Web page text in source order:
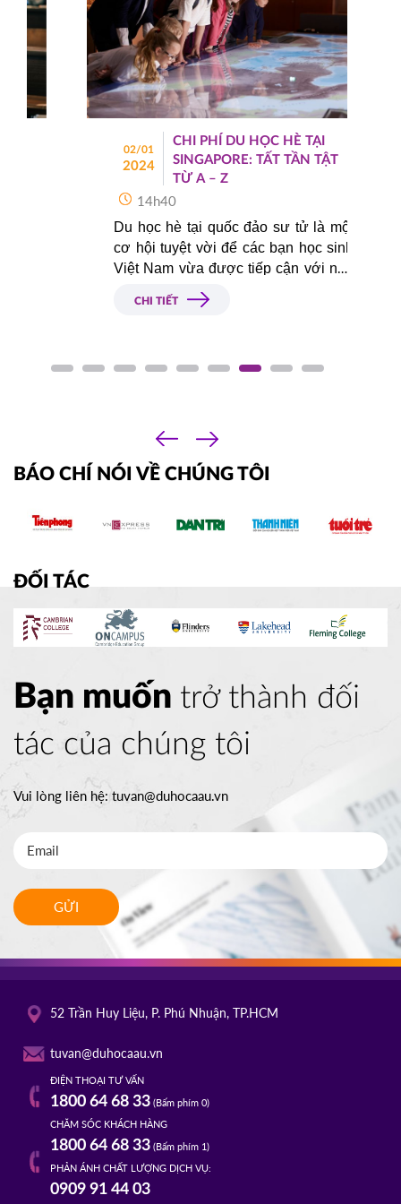
15h00
ĐĂNG KÝ
07/10/2025
14h30
Canada TỔ CHỨC ICEAP
ĐĂNG KÝ
YORKVILLE UNIVERSITY TORONTO
ĐĂNG KÝ
14h00
01/10/2025
10h00
TACOMA COMMUNITY COLLEGE
CHI PHÍ DU HỌC HÈ TẠI
SINGAPORE: TẤT TẦN TẬT
TỪ A – Z
14h40
Du học hè tại quốc đảo sư tử là một
cơ hội tuyệt vời để các bạn học sinh
Việt Nam vừa được tiếp cận với nền
giáo dục tiên tiến, cũng như khám
phá văn hóa, cuộc sống hiện đại tại
chuẩn bị gì cho chuyến du học hè của
Du Học Á – Âu tìm hiểu tất tần tật về
CHI TIẾT
‹
›
BÁO CHÍ NÓI VỀ CHÚNG TÔI
ĐỐI TÁC
Bạn muốn trở thành đối
tác của chúng tôi
Vui lòng liên hệ:tuvan@duhocaau.vn
GỬI
52 Trần Huy Liệu, P. Phú Nhuận, TP.HCM
tuvan@duhocaau.vn
ĐIỆN THOẠI TƯ VẤN
1800 64 68 33(Bấm phím 0)
CHĂM SÓC KHÁCH HÀNG
1800 64 68 33(Bấm phím 1)
PHẢN ÁNH CHẤT LƯỢNG DỊCH VỤ:
0909 91 44 03